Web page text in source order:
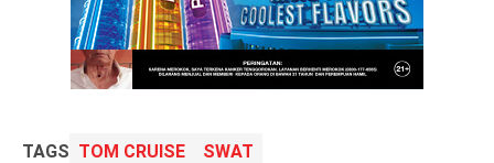
TAGS TOM CRUISE SWAT